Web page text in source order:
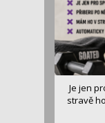
Je jen
stravě